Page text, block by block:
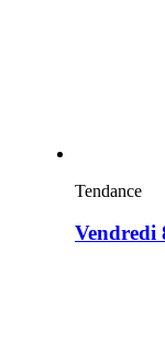
Tendance
Vendredi